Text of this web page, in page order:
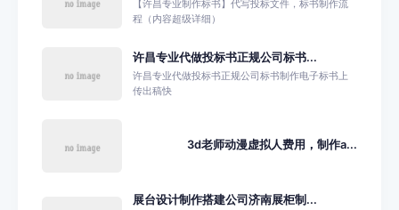
【许昌专业制作标书】代写投标文件，标书制作流
程（内容超级详细）
许昌专业代做投标书正规公司标书...
许昌专业代做投标书正规公司标书制作电子标书上
传出稿快
3d老师动漫虚拟人费用，制作a...
展台设计制作搭建公司济南展柜制...